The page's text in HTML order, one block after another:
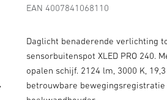
EAN 4007841068110
Daglicht benaderende verlichting
sensorbuitenspot XLED PRO 240.
opalen schijf. 2124 lm, 3000 K,
betrouwbare